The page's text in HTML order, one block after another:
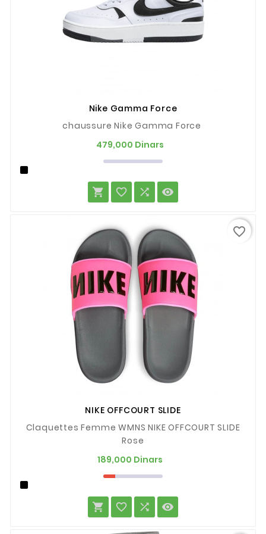
Nike Gamma Force
chaussure Nike Gamma Force
479,000 Dinars
   
NIKE OFFCOURT SLIDE
Claquettes Femme WMNS NIKE OFFCOURT SLIDE
Rose
189,000 Dinars
   
favorite_border